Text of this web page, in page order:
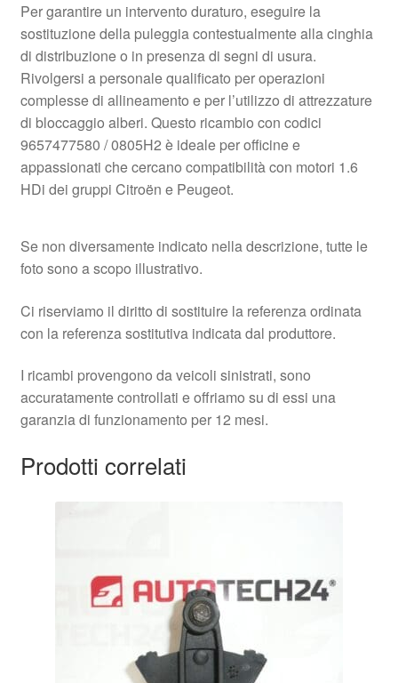
Per garantire un intervento duraturo, eseguire la
sostituzione della puleggia contestualmente alla cinghia
di distribuzione o in presenza di segni di usura.
Rivolgersi a personale qualificato per operazioni
complesse di allineamento e per l’utilizzo di attrezzature
di bloccaggio alberi. Questo ricambio con codici
9657477580 / 0805H2 è ideale per officine e
appassionati che cercano compatibilità con motori 1.6
HDi dei gruppi Citroën e Peugeot.
Se non diversamente indicato nella descrizione, tutte le
foto sono a scopo illustrativo.
Ci riserviamo il diritto di sostituire la referenza ordinata
con la referenza sostitutiva indicata dal produttore.
I ricambi provengono da veicoli sinistrati, sono
accuratamente controllati e offriamo su di essi una
garanzia di funzionamento per 12 mesi.
Prodotti correlati